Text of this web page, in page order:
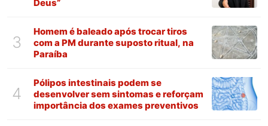
Deus”
3
Homem é baleado após trocar tiros
com a PM durante suposto ritual, na
Paraíba
4
Pólipos intestinais podem se
desenvolver sem sintomas e reforçam
importância dos exames preventivos